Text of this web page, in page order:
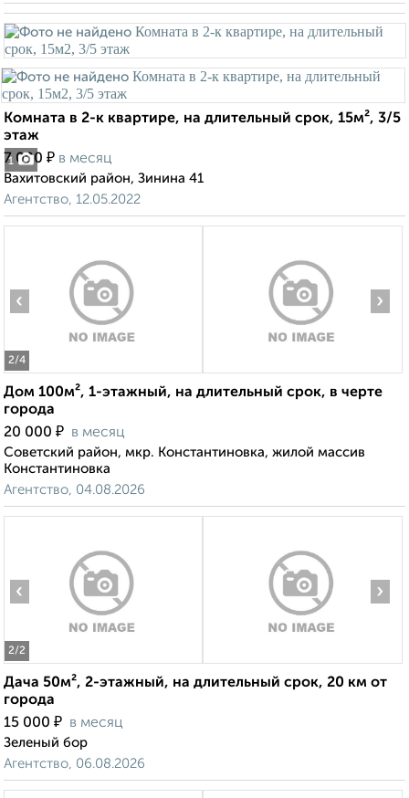
1
Комната в 2-к квартире, на длительный срок, 15м², 3/5
этаж
7 000 ₽ в месяц
Вахитовский район, Зинина 41
Агентство, 12.05.2022
2/4
‹ ›
Дом 100м², 1-этажный, на длительный срок, в черте
города
20 000 ₽ в месяц
Советский район, мкр. Константиновка, жилой массив
Константиновка
Агентство, 04.08.2026
2/2
‹ ›
Дача 50м², 2-этажный, на длительный срок, 20 км от
города
15 000 ₽ в месяц
Зеленый бор
Агентство, 06.08.2026